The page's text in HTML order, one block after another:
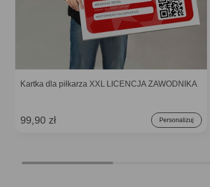
Kartka dla piłkarza XXL LICENCJA ZAWODNIKA
99,90 zł Personalizuj